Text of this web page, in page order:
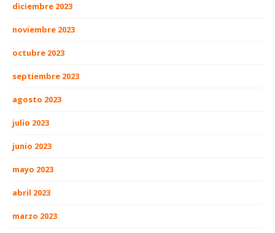
diciembre 2023
noviembre 2023
octubre 2023
septiembre 2023
agosto 2023
julio 2023
junio 2023
mayo 2023
abril 2023
marzo 2023